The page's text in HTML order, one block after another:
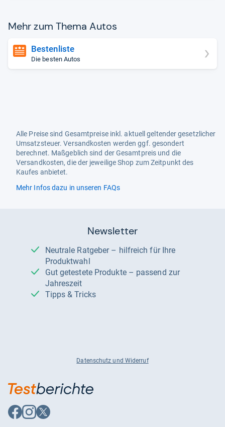
Mehr zum Thema Autos
Bestenliste
Die besten Autos
Alle Preise sind Gesamtpreise inkl. aktuell geltender gesetzlicher
Umsatzsteuer. Versandkosten werden ggf. gesondert
berechnet. Maßgeblich sind der Gesamtpreis und die
Versandkosten, die der jeweilige Shop zum Zeitpunkt des
Kaufes anbietet.
Mehr Infos dazu in unseren FAQs
Newsletter
Neutrale Ratgeber – hilfreich für Ihre
Produktwahl
Gut getestete Produkte – passend zur
Jahreszeit
Tipps & Tricks
Datenschutz und Widerruf
Auf
Facebook
Auf
Instagram
Auf
X